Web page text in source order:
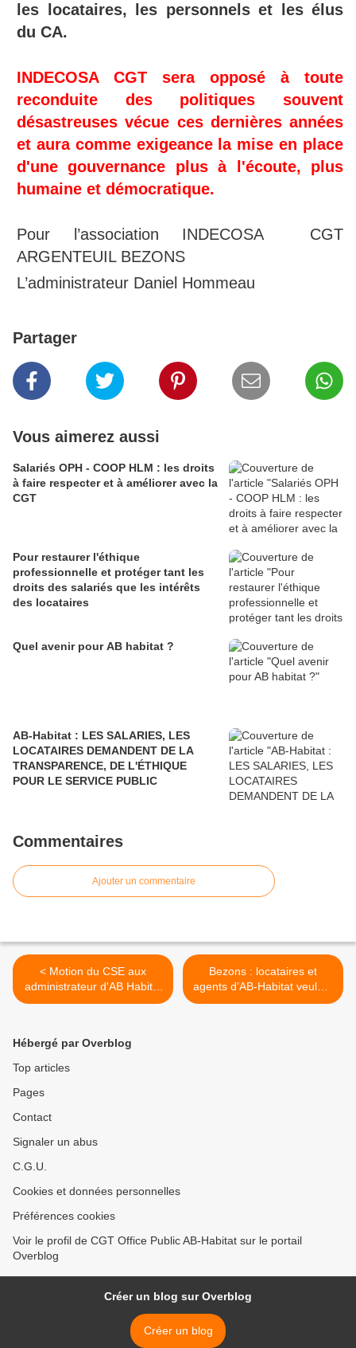
les locataires, les personnels et les élus
du CA.
INDECOSA CGT sera opposé à toute
reconduite des politiques souvent
désastreuses vécue ces dernières années
et aura comme exigeance la mise en place
d'une gouvernance plus à l'écoute, plus
humaine et démocratique.
Pour l’association INDECOSA CGT
ARGENTEUIL BEZONS
L’administrateur Daniel Hommeau
Partager
Vous aimerez aussi
Salariés OPH - COOP HLM : les droits
à faire respecter et à améliorer avec la
CGT
Pour restaurer l'éthique
professionnelle et protéger tant les
droits des salariés que les intérêts
des locataires
Quel avenir pour AB habitat ?
AB-Habitat : LES SALARIES, LES
LOCATAIRES DEMANDENT DE LA
TRANSPARENCE, DE L'ÉTHIQUE
POUR LE SERVICE PUBLIC
Commentaires
Ajouter un commentaire
< Motion du CSE aux
administrateur d'AB Habitat
pour stopper la dégradation
des conditions de travail
Bezons : locataires et
agents d’AB-Habitat veulent
un vrai changement pour
Hébergé par Overblog
Top articles
Pages
Contact
Signaler un abus
C.G.U.
Cookies et données personnelles
Préférences cookies
Voir le profil de CGT Office Public AB-Habitat sur le portail
Overblog
Créer un blog sur Overblog
Créer un blog